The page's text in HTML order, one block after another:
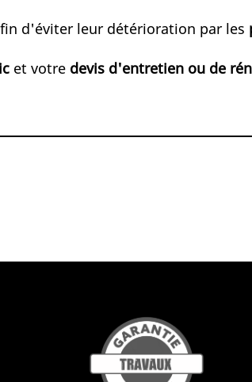
d'éviter leur détérioration par les
et votre devis d'entretien ou de